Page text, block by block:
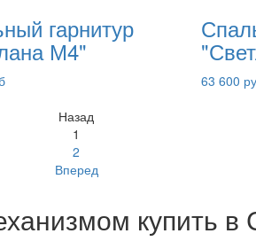
гарнитур
М4"
63 600
Назад
1
2
Вперед
купить в